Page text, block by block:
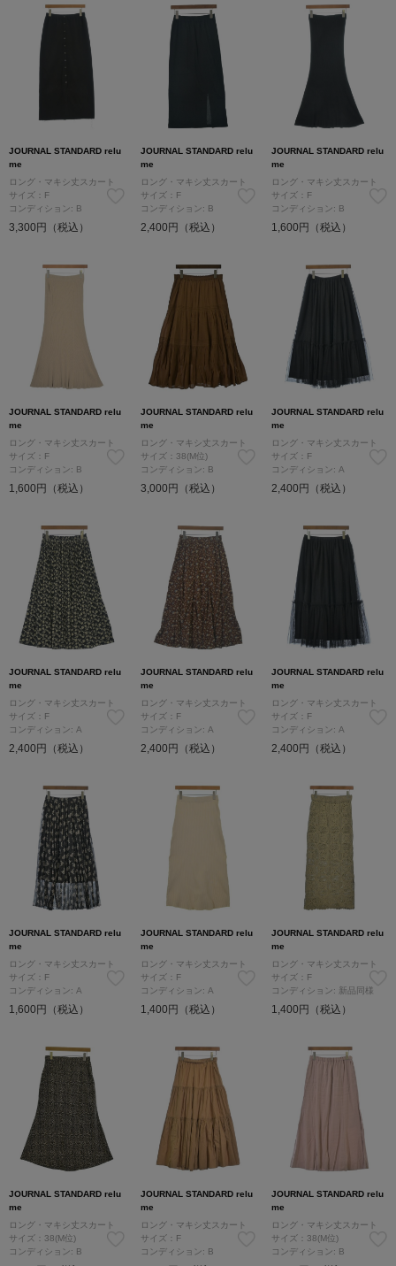
JOURNAL STANDARD relu
me
ロング・マキシ丈スカート
サイズ：F
コンディション: B
3,300円（税込）
JOURNAL STANDARD relu
me
ロング・マキシ丈スカート
サイズ：F
コンディション: B
2,400円（税込）
JOURNAL STANDARD relu
me
ロング・マキシ丈スカート
サイズ：F
コンディション: B
1,600円（税込）
JOURNAL STANDARD relu
me
ロング・マキシ丈スカート
サイズ：F
コンディション: B
1,600円（税込）
JOURNAL STANDARD relu
me
ロング・マキシ丈スカート
サイズ：38(M位)
コンディション: B
3,000円（税込）
JOURNAL STANDARD relu
me
ロング・マキシ丈スカート
サイズ：F
コンディション: A
2,400円（税込）
JOURNAL STANDARD relu
me
ロング・マキシ丈スカート
サイズ：F
コンディション: A
2,400円（税込）
JOURNAL STANDARD relu
me
ロング・マキシ丈スカート
サイズ：F
コンディション: A
2,400円（税込）
JOURNAL STANDARD relu
me
ロング・マキシ丈スカート
サイズ：F
コンディション: A
2,400円（税込）
JOURNAL STANDARD relu
me
ロング・マキシ丈スカート
サイズ：F
コンディション: A
1,600円（税込）
JOURNAL STANDARD relu
me
ロング・マキシ丈スカート
サイズ：F
コンディション: A
1,400円（税込）
JOURNAL STANDARD relu
me
ロング・マキシ丈スカート
サイズ：F
コンディション: 新品同様
1,400円（税込）
JOURNAL STANDARD relu
me
ロング・マキシ丈スカート
サイズ：38(M位)
コンディション: B
JOURNAL STANDARD relu
me
ロング・マキシ丈スカート
サイズ：F
コンディション: B
JOURNAL STANDARD relu
me
ロング・マキシ丈スカート
サイズ：38(M位)
コンディション: B